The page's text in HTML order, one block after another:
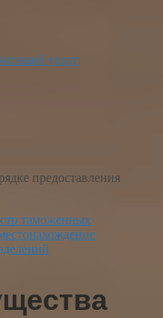
услуг
предоставления
таможенных